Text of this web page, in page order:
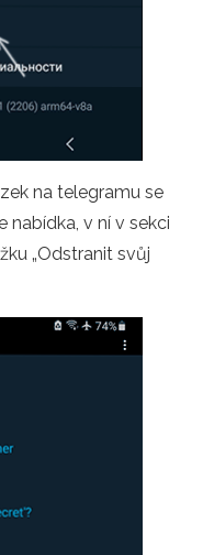
na telegramu se
nabídka, v ní v sekci
„Odstranit svůj